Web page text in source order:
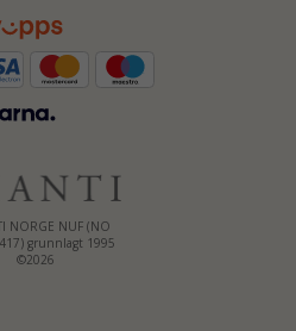
NORGE NUF (NO
grunnlagt 1995
©2026